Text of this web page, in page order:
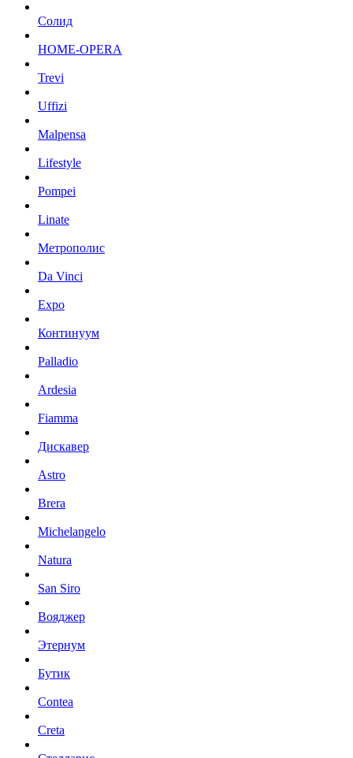
Солид
HOME-OPERA
Trevi
Uffizi
Malpensa
Lifestyle
Pompei
Linate
Метрополис
Da Vinci
Expo
Континуум
Palladio
Ardesia
Fiamma
Дискавер
Astro
Brera
Michelangelo
Natura
San Siro
Вояджер
Этернум
Бутик
Contea
Creta